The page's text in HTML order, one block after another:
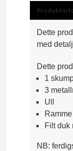
Dette
med
Dette
1
3
Ull
Filt duk
NB: